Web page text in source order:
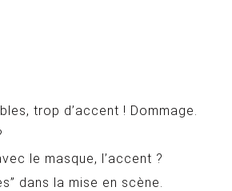
trop d’accent ! Dommage.
le masque, l’accent ?
dans la mise en scène.